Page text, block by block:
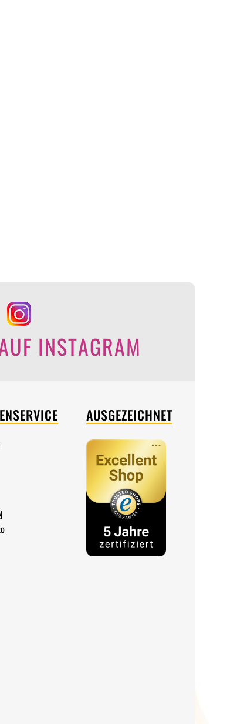
INSTAGRAM
AUSGEZEICHNET